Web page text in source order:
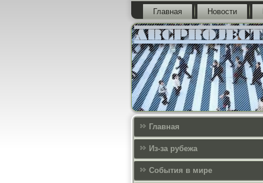
Главная Новости
Главная
Из-за рубежа
События в мире